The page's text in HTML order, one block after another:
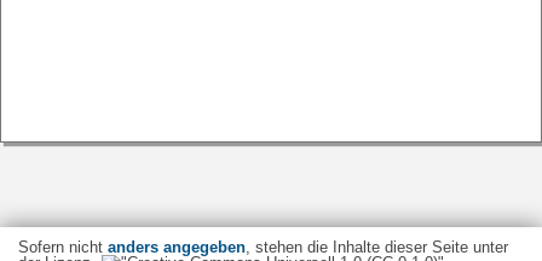
Sofern nicht anders angegeben, stehen die Inhalte dieser Seite unter